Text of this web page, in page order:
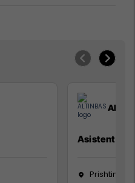
Asistente e
Prishtinë